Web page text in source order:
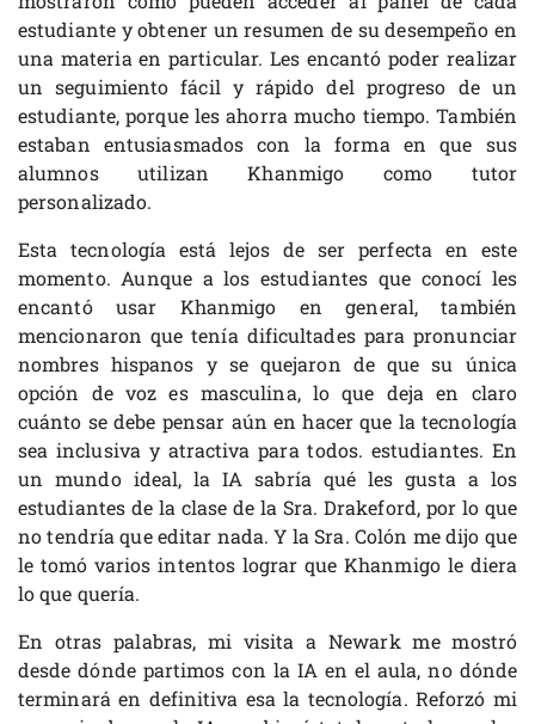
estudiante y obtener un resumen de su desempeño en
una materia en particular. Les encantó poder realizar
un seguimiento fácil y rápido del progreso de un
estudiante, porque les ahorra mucho tiempo. También
estaban entusiasmados con la forma en que sus
alumnos utilizan Khanmigo como tutor
personalizado.
Esta tecnología está lejos de ser perfecta en este
momento. Aunque a los estudiantes que conocí les
encantó usar Khanmigo en general, también
mencionaron que tenía dificultades para pronunciar
nombres hispanos y se quejaron de que su única
opción de voz es masculina, lo que deja en claro
cuánto se debe pensar aún en hacer que la tecnología
sea inclusiva y atractiva para todos. estudiantes. En
un mundo ideal, la IA sabría qué les gusta a los
estudiantes de la clase de la Sra. Drakeford, por lo que
no tendría que editar nada. Y la Sra. Colón me dijo que
le tomó varios intentos lograr que Khanmigo le diera
lo que quería.
En otras palabras, mi visita a Newark me mostró
desde dónde partimos con la IA en el aula, no dónde
terminará en definitiva esa la tecnología. Reforzó mi